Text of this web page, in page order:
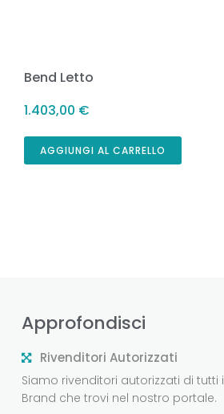
Bend Letto
1.403,00 €
AGGIUNGI AL CARRELLO
Approfondisci
Rivenditori Autorizzati
Siamo rivenditori autorizzati di tutti i
Brand che trovi nel nostro portale.